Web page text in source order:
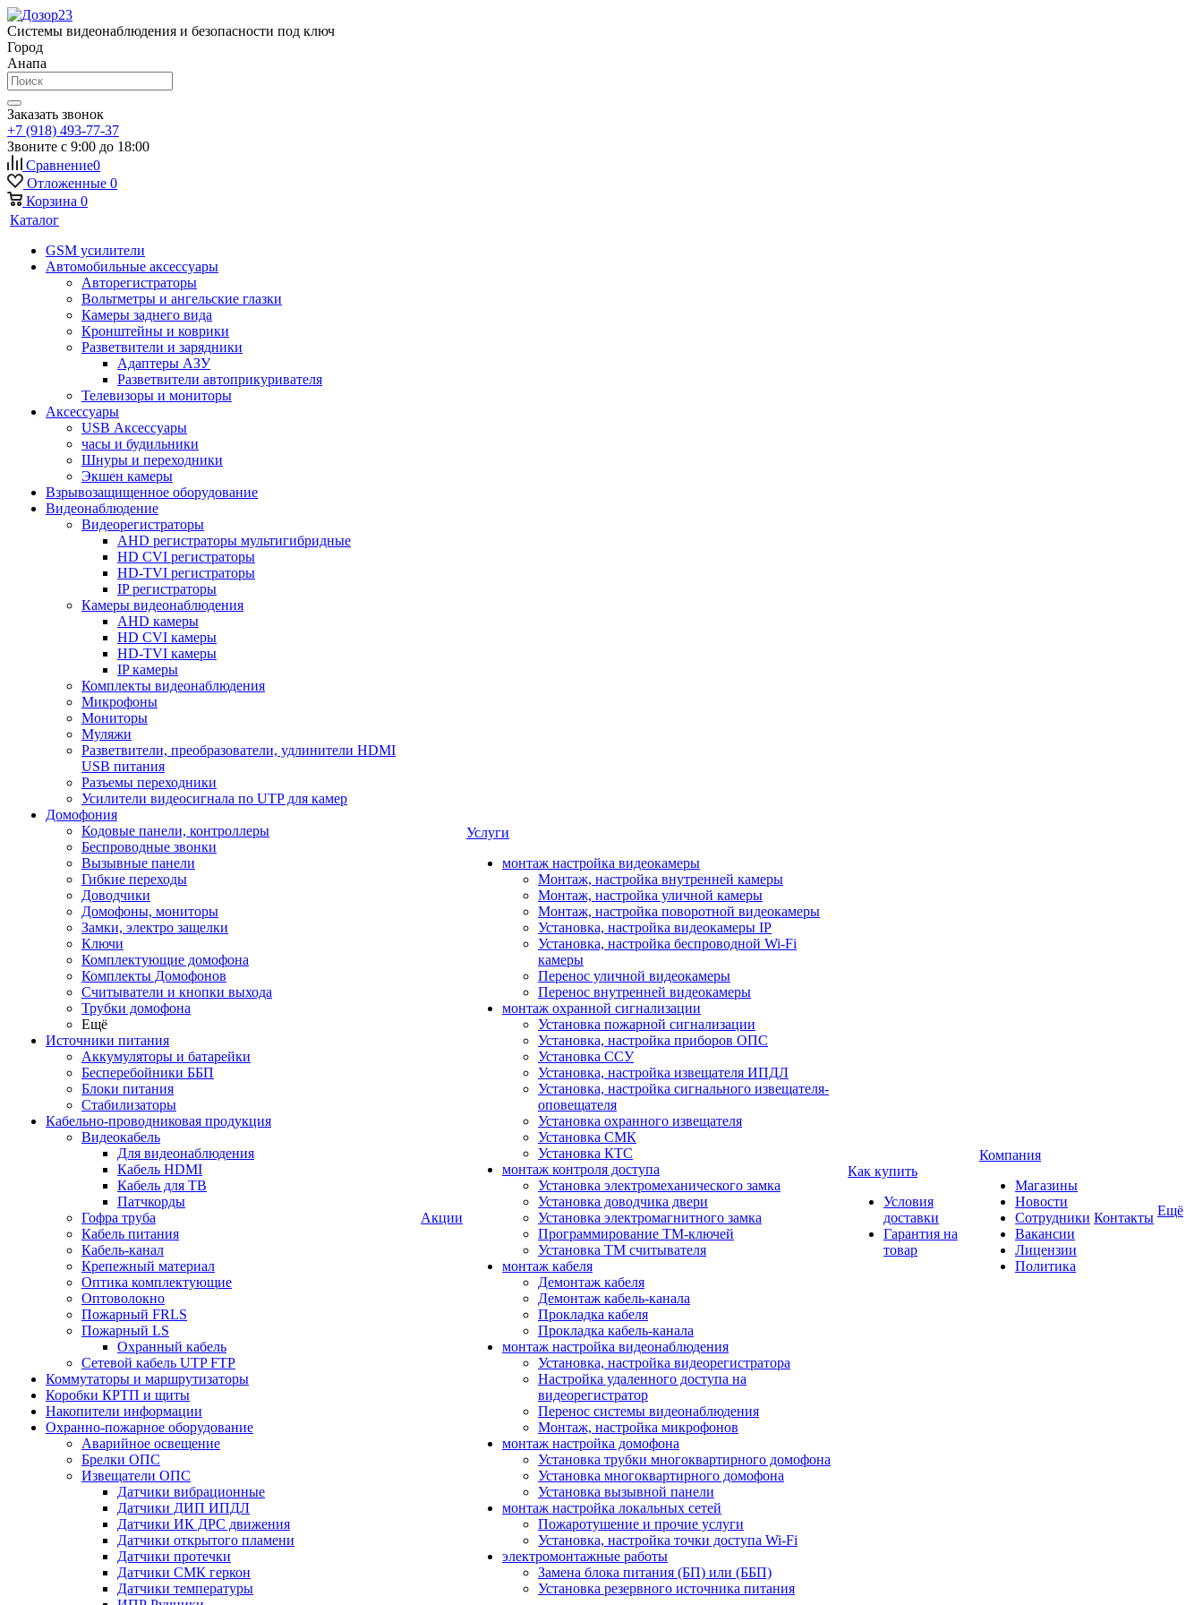
Системы видеонаблюдения и безопасности под ключ
Город
Анапа
Заказать звонок
+7 (918) 493-77-37
Звоните с 9:00 до 18:00
Сравнение0
Отложенные 0
Корзина 0
Каталог
GSM усилители
Автомобильные аксессуары
Авторегистраторы
Вольтметры и ангельские глазки
Камеры заднего вида
Кронштейны и коврики
Разветвители и зарядники
Адаптеры АЗУ
Разветвители автоприкуривателя
Телевизоры и мониторы
Аксессуары
USB Аксессуары
часы и будильники
Шнуры и переходники
Экшен камеры
Взрывозащищенное оборудование
Видеонаблюдение
Видеорегистраторы
AHD регистраторы мультигибридные
HD CVI регистраторы
HD-TVI регистраторы
IP регистраторы
Камеры видеонаблюдения
AHD камеры
HD CVI камеры
HD-TVI камеры
IP камеры
Комплекты видеонаблюдения
Микрофоны
Мониторы
Муляжи
Разветвители, преобразователи, удлинители HDMI
USB питания
Разъемы переходники
Усилители видеосигнала по UTP для камер
Домофония
Кодовые панели, контроллеры
Беспроводные звонки
Вызывные панели
Гибкие переходы
Доводчики
Домофоны, мониторы
Замки, электро защелки
Ключи
Комплектующие домофона
Комплекты Домофонов
Считыватели и кнопки выхода
Трубки домофона
Ещё
Источники питания
Аккумуляторы и батарейки
Бесперебойники ББП
Блоки питания
Стабилизаторы
Кабельно-проводниковая продукция
Видеокабель
Для видеонаблюдения
Кабель HDMI
Кабель для ТВ
Патчкорды
Гофра труба
Кабель питания
Кабель-канал
Крепежный материал
Оптика комплектующие
Оптоволокно
Пожарный FRLS
Пожарный LS
Охранный кабель
Сетевой кабель UTP FTP
Коммутаторы и маршрутизаторы
Коробки КРТП и щиты
Накопители информации
Охранно-пожарное оборудование
Аварийное освещение
Брелки ОПС
Извещатели ОПС
Датчики вибрационные
Датчики ДИП ИПДЛ
Датчики ИК ДРС движения
Датчики открытого пламени
Датчики протечки
Датчики СМК геркон
Датчики температуры
Акции
Услуги
монтаж настройка видеокамеры
Монтаж, настройка внутренней камеры
Монтаж, настройка уличной камеры
Монтаж, настройка поворотной видеокамеры
Установка, настройка видеокамеры IP
Установка, настройка беспроводной Wi-Fi
камеры
Перенос уличной видеокамеры
Перенос внутренней видеокамеры
монтаж охранной сигнализации
Установка пожарной сигнализации
Установка, настройка приборов ОПС
Установка ССУ
Установка, настройка извещателя ИПДЛ
Установка, настройка сигнального извещателя-
оповещателя
Установка охранного извещателя
Установка СМК
Установка КТС
монтаж контроля доступа
Установка электромеханического замка
Установка доводчика двери
Установка электромагнитного замка
Программирование ТМ-ключей
Установка ТМ считывателя
монтаж кабеля
Демонтаж кабеля
Демонтаж кабель-канала
Прокладка кабеля
Прокладка кабель-канала
монтаж настройка видеонаблюдения
Установка, настройка видеорегистратора
Настройка удаленного доступа на
видеорегистратор
Перенос системы видеонаблюдения
Монтаж, настройка микрофонов
монтаж настройка домофона
Установка трубки многоквартирного домофона
Установка многоквартирного домофона
Установка вызывной панели
монтаж настройка локальных сетей
Пожаротушение и прочие услуги
Установка, настройка точки доступа Wi-Fi
электромонтажные работы
Замена блока питания (БП) или (ББП)
Установка резервного источника питания
Как купить
Условия
доставки
Гарантия на
товар
Компания
Магазины
Новости
Сотрудники
Вакансии
Лицензии
Политика
Контакты Ещё